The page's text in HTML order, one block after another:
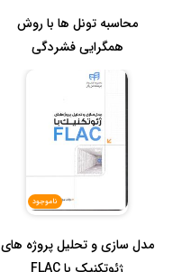
محاسبه تونل ها با روش
همگرایی فشردگی
ناموجود
مدل سازی و تحلیل پروژه های